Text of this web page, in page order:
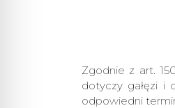
Zgodnie z art.
dotyczy gałęzi i
odpowiedni